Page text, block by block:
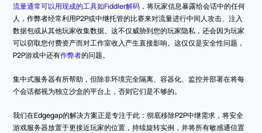
流量通常可以用现成的工具如Fiddler解码 ，将玩家信息暴露给会话中的任何
人，作弊者经常利用P2P或中继托管的比赛来对流量进行中间人攻击、注入
数据包或从其他玩家收集数据。这不仅威胁到您的玩家隐私，还会因为玩家
可以窃取您付费资产而对工作室收入产生直接影响。这仅仅是安全性问题，
P2P游戏中还有作弊者的问题。
集中式服务器有所帮助，但除非环境完全隔离、容器化、监控并部署在将每
个会话都视为独立沙盒的平台上，否则它们是不够的。
我们在Edgegap的解决方案正是专注于此：彻底移除P2P中继需求，将安全
游戏服务器放置于更接近玩家的位置，持续旋转实例，并将所有敏感通信置